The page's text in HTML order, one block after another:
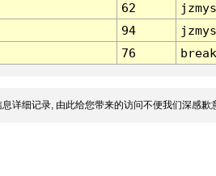
62
94
76
详细记录, 由此给您带来的访问不便我们深感歉